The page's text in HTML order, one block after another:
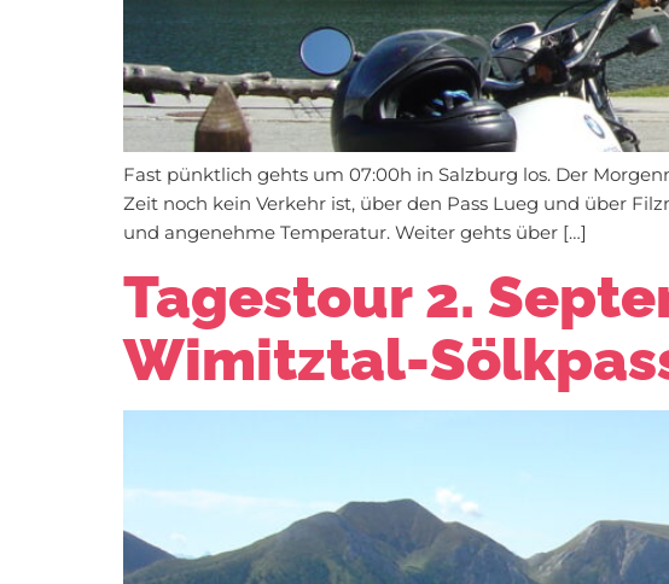
Fast pünktlich gehts um 07:00h in Salzburg los. Der
Zeit noch kein Verkehr ist, über den Pass Lueg und über
und angenehme Temperatur. Weiter gehts über […]
Tagestour 2.
Wimitztal-